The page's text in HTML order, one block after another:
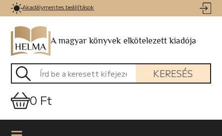
Akadálymentes beállítások
A magyar könyvek elkötelezett kiadója
KERESÉS
0 Ft